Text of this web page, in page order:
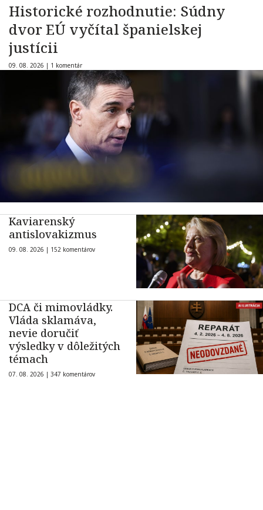
Historické rozhodnutie: Súdny
dvor EÚ vyčítal španielskej
justícii
09. 08. 2026 | 1 komentár
Kaviarenský
antislovakizmus
09. 08. 2026 | 152 komentárov
DCA či mimovládky.
Vláda sklamáva,
nevie doručiť
výsledky v dôležitých
témach
07. 08. 2026 | 347 komentárov